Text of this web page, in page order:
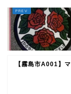
【霧島市A001】